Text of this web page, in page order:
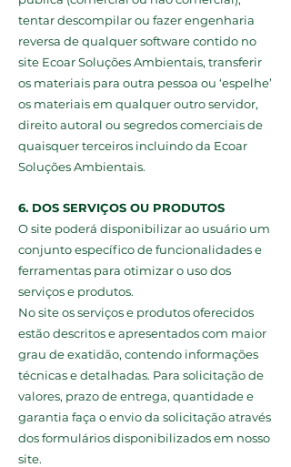
tentar descompilar ou fazer engenharia
reversa de qualquer software contido no
site Ecoar Soluções Ambientais, transferir
os materiais para outra pessoa ou ‘espelhe’
os materiais em qualquer outro servidor,
direito autoral ou segredos comerciais de
quaisquer terceiros incluindo da Ecoar
Soluções Ambientais.
6. DOS SERVIÇOS OU PRODUTOS
O site poderá disponibilizar ao usuário um
conjunto específico de funcionalidades e
ferramentas para otimizar o uso dos
serviços e produtos.
No site os serviços e produtos oferecidos
estão descritos e apresentados com maior
grau de exatidão, contendo informações
técnicas e detalhadas. Para solicitação de
valores, prazo de entrega, quantidade e
garantia faça o envio da solicitação através
dos formulários disponibilizados em nosso
site.